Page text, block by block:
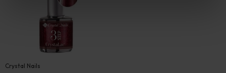
Crystal Nails